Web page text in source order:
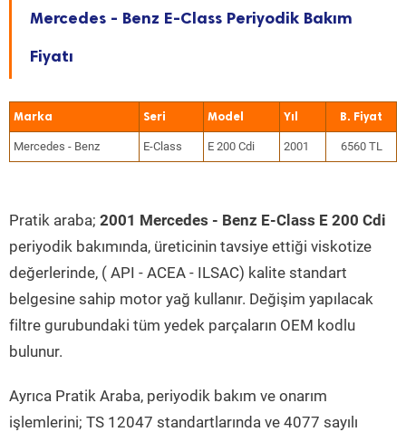
Mercedes - Benz E-Class Periyodik Bakım
Fiyatı
Marka Seri Model Yıl
Mercedes - Benz E-Class E 200 Cdi 2001 6560 TL
Pratik araba; 2001 Mercedes - Benz E-Class E 200 Cdi
periyodik bakımında, üreticinin tavsiye ettiği viskotize
değerlerinde, ( API - ACEA - ILSAC) kalite standart
belgesine sahip motor yağ kullanır. Değişim yapılacak
filtre gurubundaki tüm yedek parçaların OEM kodlu
bulunur.
Ayrıca Pratik Araba, periyodik bakım ve onarım
işlemlerini; TS 12047 standartlarında ve 4077 sayılı